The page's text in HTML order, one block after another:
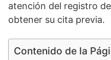
atención del registro
obtener su cita previa.
Contenido de la